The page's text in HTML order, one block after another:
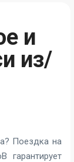
и
из/
Поездка на
гарантирует